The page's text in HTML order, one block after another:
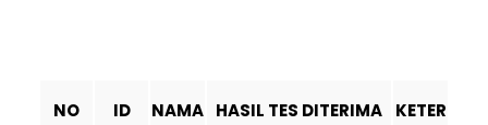
NO
ID
NAMA HASIL TES DITERIMA
KETER